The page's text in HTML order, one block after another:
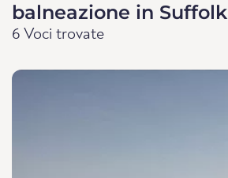
balneazione in Suffolk
6 Voci trovate